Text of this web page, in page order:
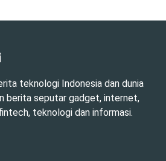
teknologi Indonesia dan dunia
berita seputar gadget, internet,
teknologi dan informasi.